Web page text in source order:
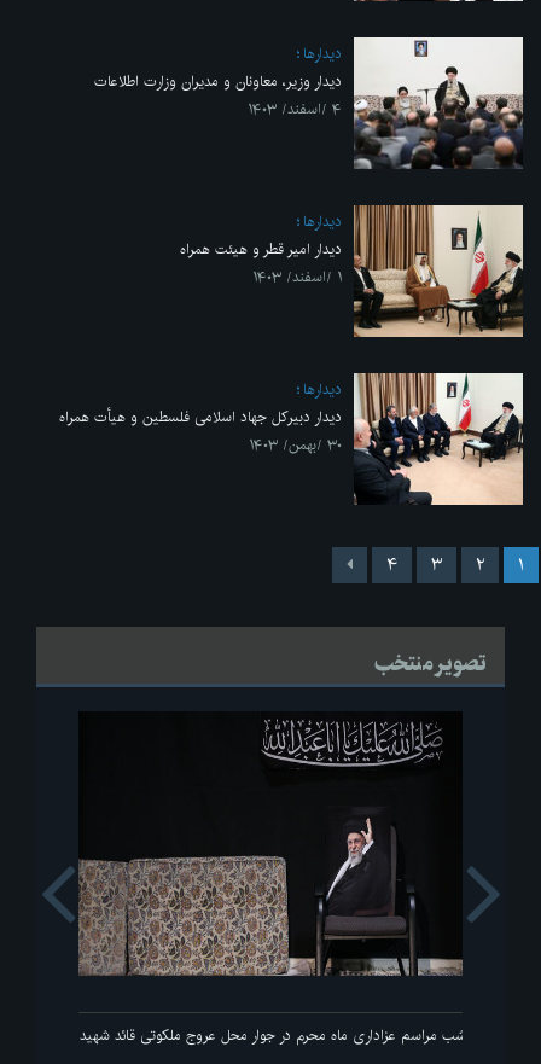
ديدارها
دیدار وزیر، معاونان و مدیران وزارت اطلاعات
۴ /اسفند/ ۱۴۰۳
ديدارها
دیدار امیر قطر و هیئت همراه
۱ /اسفند/ ۱۴۰۳
ديدارها
دیدار دبیرکل جهاد اسلامی فلسطین و هیأت همراه
۳۰ /بهمن/ ۱۴۰۳
۱ ۲ ۳ ۴
تصویر منتخب
اولین شب مراسم عزاداری ماه محرم در جوار محل عروج ملکوتی قائد شهید انقلاب
Next